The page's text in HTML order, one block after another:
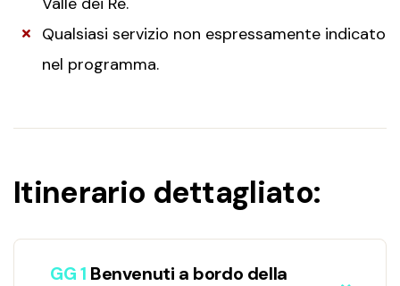
Qualsiasi servizio non espressamente indicato
nel programma.
Itinerario dettagliato:
GG 1 Benvenuti a bordo della